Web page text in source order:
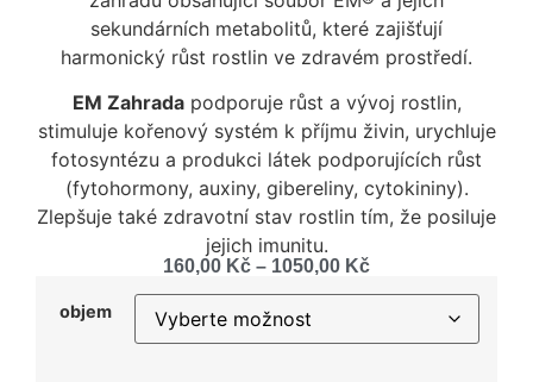
sekundárních metabolitů, které zajišťují
harmonický růst rostlin ve zdravém prostředí.
EM Zahradapodporuje růst a vývoj rostlin,
stimuluje kořenový systém k příjmu živin, urychluje
fotosyntézu a produkci látek podporujících růst
(fytohormony, auxiny, gibereliny, cytokininy).
Zlepšuje také zdravotní stav rostlin tím, že posiluje
jejich imunitu.
160,00 Kč – 1050,00 Kč
objem